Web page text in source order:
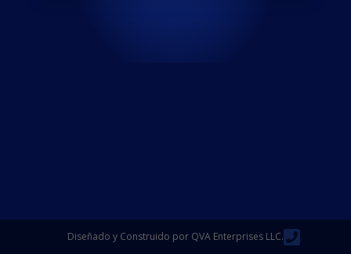
Diseñado y Construido por QVA Enterprises LLC.